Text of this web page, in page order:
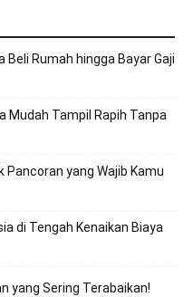
Beli Rumah hingga Bayar Gaji
Mudah Tampil Rapih Tanpa
Pancoran yang Wajib Kamu
di Tengah Kenaikan Biaya
yang Sering Terabaikan!